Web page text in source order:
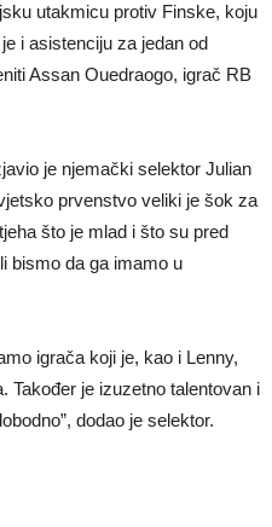
utakmicu protiv Finske, koju
i asistenciju za jedan od
Assan Ouedraogo, igrač RB
je njemački selektor Julian
prvenstvo veliki je šok za
što je mlad i što su pred
bismo da ga imamo u
igrača koji je, kao i Lenny,
Također je izuzetno talentovan i
dodao je selektor.